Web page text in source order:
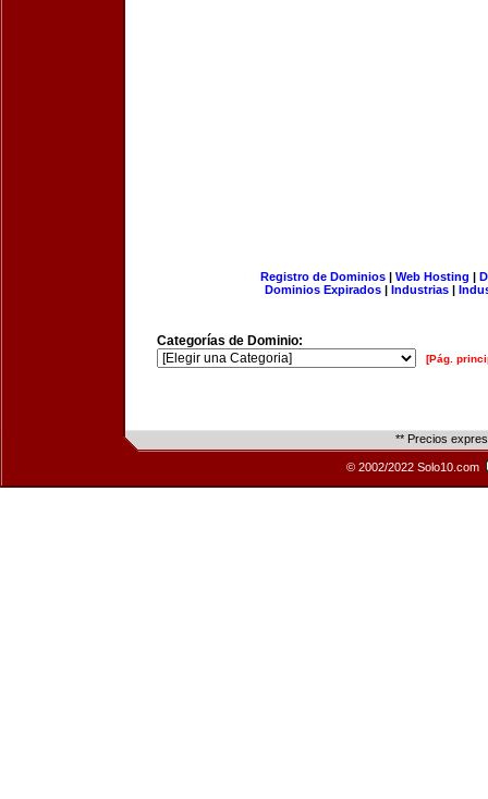
Registro de Dominios| Web Hosting |
Dominios Expirados | Industrias |
Categorías de Dominio:
[Pág.
** Precios
© 2002/2022 Solo10.com